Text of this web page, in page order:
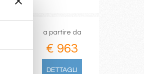
a partire da
€ 963
DETTAGLI